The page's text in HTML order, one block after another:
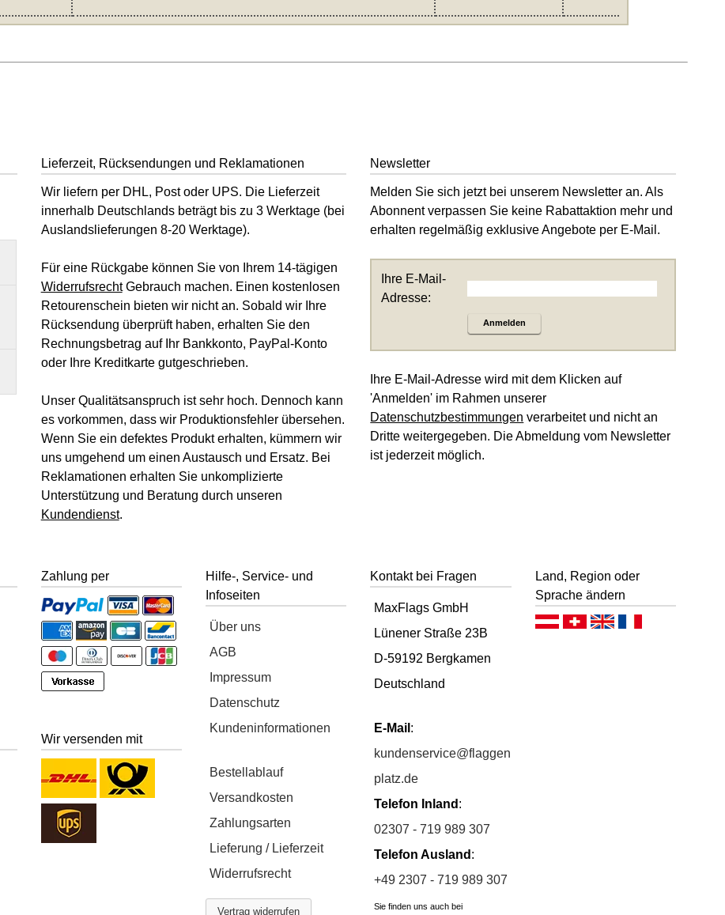
Lieferzeit, Rücksendungen und Reklamationen
Wir liefern per DHL, Post oder UPS. Die Lieferzeit
innerhalb Deutschlands beträgt bis zu 3 Werktage (bei
Auslandslieferungen 8-20 Werktage).
Für eine Rückgabe können Sie von Ihrem 14-tägigen
WiderrufsrechtGebrauch machen. Einen kostenlosen
Retourenschein bieten wir nicht an. Sobald wir Ihre
Rücksendung überprüft haben, erhalten Sie den
Rechnungsbetrag auf Ihr Bankkonto, PayPal-Konto
oder Ihre Kreditkarte gutgeschrieben.
Unser Qualitätsanspruch ist sehr hoch. Dennoch kann
es vorkommen, dass wir Produktionsfehler übersehen.
Wenn Sie ein defektes Produkt erhalten, kümmern wir
uns umgehend um einen Austausch und Ersatz. Bei
Reklamationen erhalten Sie unkomplizierte
Unterstützung und Beratung durch unseren
Kundendienst.
Newsletter
Melden Sie sich jetzt bei unserem Newsletter an. Als
Abonnent verpassen Sie keine Rabattaktion mehr und
erhalten regelmäßig exklusive Angebote per E-Mail.
Ihre E-Mail-
Adresse:
Anmelden
Ihre E-Mail-Adresse wird mit dem Klicken auf
'Anmelden' im Rahmen unserer
Datenschutzbestimmungen verarbeitet und nicht an
Dritte weitergegeben. Die Abmeldung vom Newsletter
ist jederzeit möglich.
Zahlung per
Wir versenden mit
Hilfe-, Service- und
Infoseiten
Über uns
AGB
Impressum
Datenschutz
Kundeninformationen
Bestellablauf
Versandkosten
Zahlungsarten
Lieferung / Lieferzeit
Widerrufsrecht
Vertrag widerrufen
Kontakt bei Fragen
MaxFlags GmbH
Lünener Straße 23B
D-59192 Bergkamen
Deutschland
E-Mail :
kundenservice@flaggen
platz.de
Telefon Inland :
02307 - 719 989 307
Telefon Ausland :
+49 2307 - 719 989 307
Sie finden uns auch bei
Land, Region oder
Sprache ändern
Deutsch (AT)Deutsch (CH)